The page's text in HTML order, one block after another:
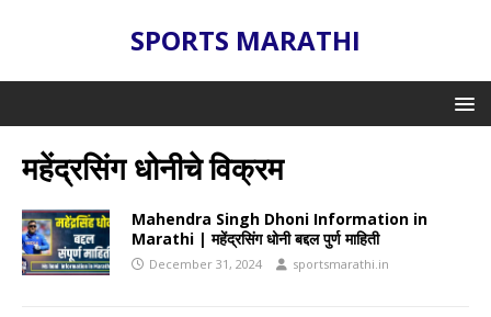
SPORTS MARATHI
महेंद्रसिंग धोनीचे विक्रम
Mahendra Singh Dhoni Information in
Marathi | महेंद्रसिंग धोनी बद्दल पुर्ण माहिती
December 31, 2024 sportsmarathi.in